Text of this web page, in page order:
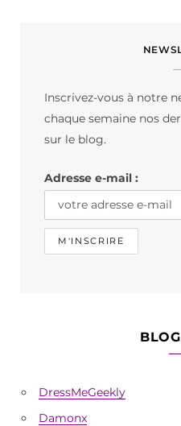
e
Inscrivez-vous à notre
chaque semaine nos
sur le blog.
Adresse e-mail :
DressMeGeekly
Damonx